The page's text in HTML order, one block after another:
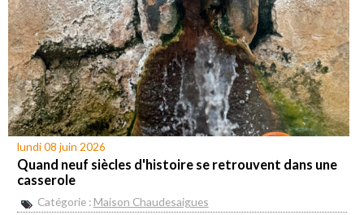
lundi 08 juin 2026
Quand neuf siècles d'histoire se retrouvent dans une
casserole
Catégorie : Maison Chaudesaigues